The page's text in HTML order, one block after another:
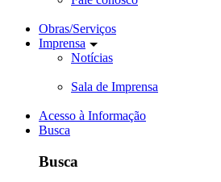
Obras/Serviços
Imprensa
Notícias
Sala de Imprensa
Acesso à Informação
Busca
Busca